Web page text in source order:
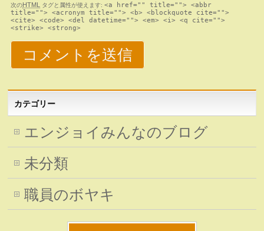
次のHTML タグと属性が使えます:<a href="" title=""> <abbr
title=""> <acronym title=""> <b> <blockquote cite="">
<cite> <code> <del datetime=""> <em> <i> <q cite="">
<strike> <strong>
カテゴリー
エンジョイみんなのブログ
未分類
職員のボヤキ